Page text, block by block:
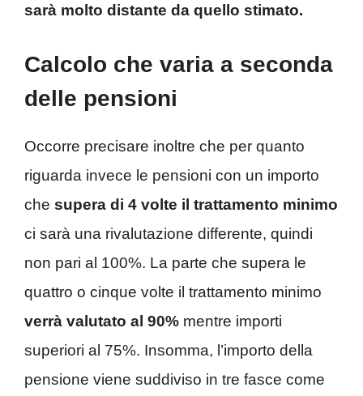
sarà molto distante da quello stimato.
Calcolo che varia a seconda
delle pensioni
Occorre precisare inoltre che per quanto
riguarda invece le pensioni con un importo
che supera di 4 volte il trattamento minimo
ci sarà una rivalutazione differente, quindi
non pari al 100%. La parte che supera le
quattro o cinque volte il trattamento minimo
verrà valutato al 90% mentre importi
superiori al 75%. Insomma, l’importo della
pensione viene suddiviso in tre fasce come